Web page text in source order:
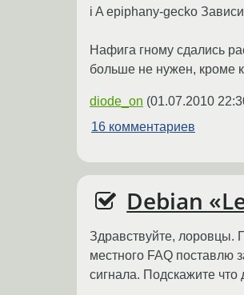
i A epiphany-gecko
Нафига гному сдались
больше не нужен, кроме
diode_on (01.07.2010
16 комментариев
Debian
Здравствуйте, лоровцы.
местного FAQ поставлю
сигнала. Подскажите что